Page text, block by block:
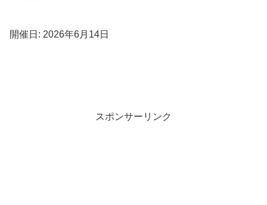
開催日: 2026年6月14日
スポンサーリンク